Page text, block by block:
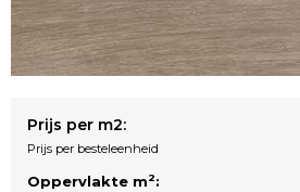
Prijs per m2:
Prijs per besteleenheid
Oppervlakte m2: